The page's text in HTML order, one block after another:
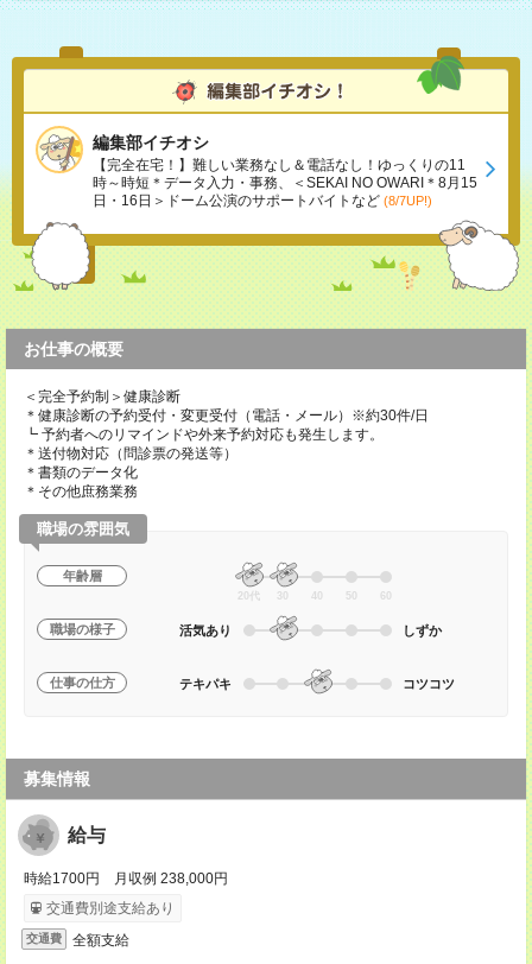
編集部イチオシ
【完全在宅！】難しい業務なし＆電話なし！ゆっくりの11
時～時短＊データ入力・事務、＜SEKAI NO OWARI＊8月15
日・16日＞ドーム公演のサポートバイトなど (8/7UP!)
お仕事の概要
＜完全予約制＞健康診断
＊健康診断の予約受付・変更受付（電話・メール）※約30件/日
┗ 予約者へのリマインドや外来予約対応も発生します。
＊送付物対応（問診票の発送等）
＊書類のデータ化
＊その他庶務業務
職場の雰囲気
年齢層
20代 30 40 50 60
職場の様子 活気あり しずか
仕事の仕方 テキパキ コツコツ
募集情報
給与
時給1700円 月収例 238,000円
交通費別途支給あり
交通費 全額支給